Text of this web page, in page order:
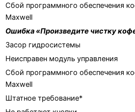
Сбой программного обеспечения
Maxwell
Ошибка «Произведите чистку
Засор гидросистемы
Неисправен модуль управления
Сбой программного обеспечения
Maxwell
Штатное требование*